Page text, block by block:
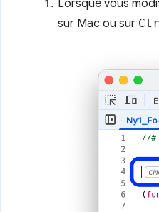
Lorsque vous
sur Mac ou sur